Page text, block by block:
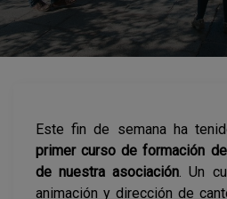
Este fin de semana ha
primer curso de formación
de nuestra asociación. Un
animación y dirección de